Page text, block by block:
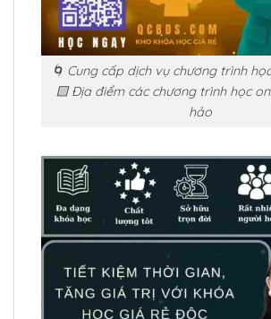
🌀 Cung cấp dịch vụ chương trình
🟨 Địa điểm các chương trình học
hảo